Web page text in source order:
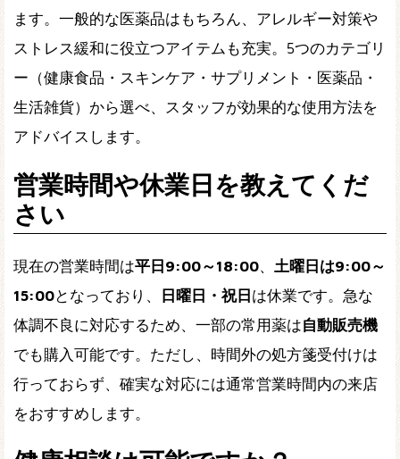
ます。一般的な医薬品はもちろん、アレルギー対策や
ストレス緩和に役立つアイテムも充実。5つのカテゴリ
ー（健康食品・スキンケア・サプリメント・医薬品・
生活雑貨）から選べ、スタッフが効果的な使用方法を
アドバイスします。
営業時間や休業日を教えてくだ
さい
現在の営業時間は平日9:00～18:00、 土曜日は9:00～
15:00となっており、 日曜日・祝日 は休業です。急な
体調不良に対応するため、一部の常用薬は自動販売機
でも購入可能です。ただし、時間外の処方箋受付けは
行っておらず、確実な対応には通常営業時間内の来店
をおすすめします。